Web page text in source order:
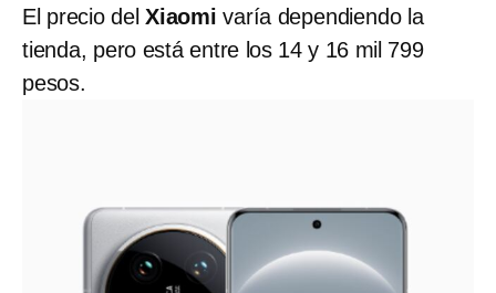
El precio del Xiaomi varía dependiendo la
tienda, pero está entre los 14 y 16 mil 799
pesos.